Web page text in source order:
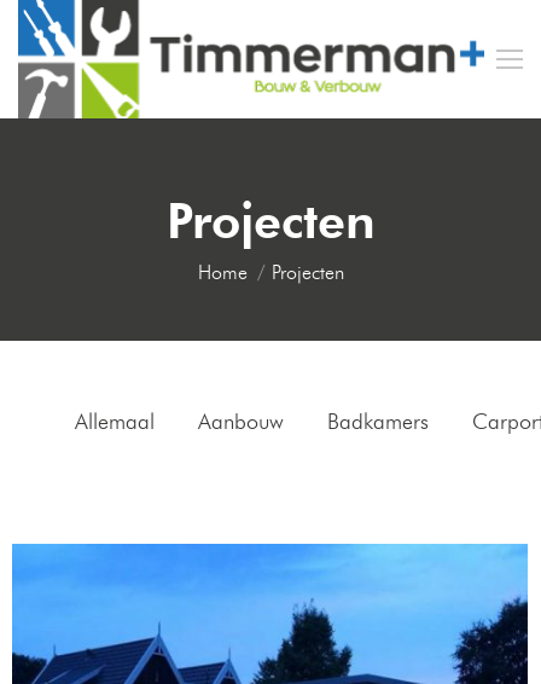
Projecten
Home Projecten
Allemaal Aanbouw Badkamers